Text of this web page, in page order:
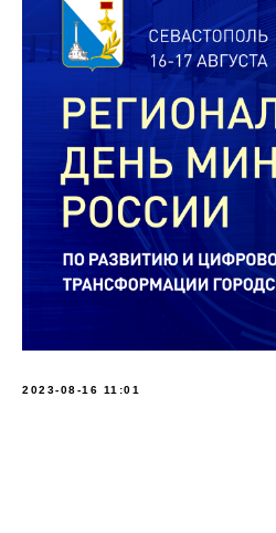
2023-08-16 11:01